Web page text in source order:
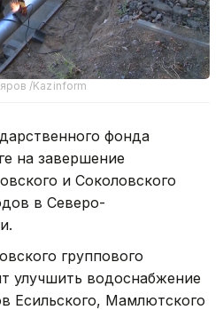
/Kazinform
фонда
на завершение
и Соколовского
в Северо-
группового
улучшить водоснабжение
Есильского, Мамлютского